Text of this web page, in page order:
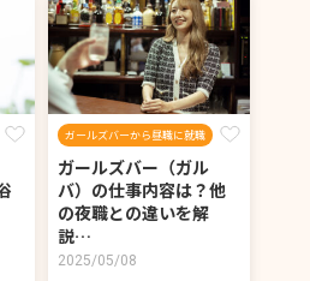
ガールズバーから昼職に就職
ガールズバー（ガル
バ）の仕事内容は？他
の夜職との違いを解
説…
2025/05/08